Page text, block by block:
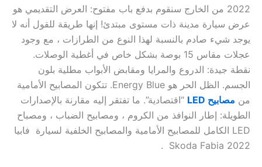
2022 من الخارج سنقوم بدفع باب مفتوح: العرض التقديمي هو
عرض سيارة مدينة ذات مستوى مبتدئ! إنها طريقة للقول أنه لا
يوجد شيء صادم بالنسبة لهذا النوع من الطرازات ، مع وجود
عجلات مقاس 15 بوصة بشكل خاص في أغطية الوصلات.
نقطة جيدة: الدروع والمرايا ومقابض الأبواب مطلية بلون
الجسم. الظل الحر هو Energy Blue. تتكون المصابيح الأمامية
من مصابيح LED
“اقتصادية”. ما تفتقر إليه مقارنة بالإصدارات
الطويلة: إطار النوافذ من الكروم ، ومصابيح الضباب ، ومصباح
LED الكامل للمصابيح الأمامية والمصابيح الخلفية لسيارة فابيا
Skoda Fabia 2022 .